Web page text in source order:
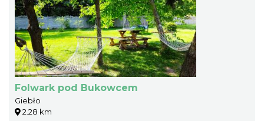
Folwark pod Bukowcem
Giebło
2.28 km